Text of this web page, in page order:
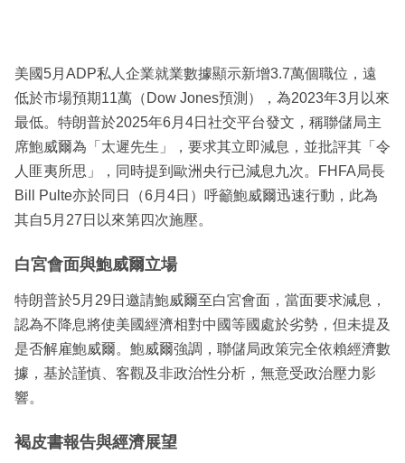
美國5月ADP私人企業就業數據顯示新增3.7萬個職位，遠
低於市場預期11萬（Dow Jones預測），為2023年3月以來
最低。特朗普於2025年6月4日社交平台發文，稱聯儲局主
席鮑威爾為「太遲先生」，要求其立即減息，並批評其「令
人匪夷所思」，同時提到歐洲央行已減息九次。FHFA局長
Bill Pulte亦於同日（6月4日）呼籲鮑威爾迅速行動，此為
其自5月27日以來第四次施壓。
白宮會面與鮑威爾立場
特朗普於5月29日邀請鮑威爾至白宮會面，當面要求減息，
認為不降息將使美國經濟相對中國等國處於劣勢，但未提及
是否解雇鮑威爾。鮑威爾強調，聯儲局政策完全依賴經濟數
據，基於謹慎、客觀及非政治性分析，無意受政治壓力影
響。
褐皮書報告與經濟展望